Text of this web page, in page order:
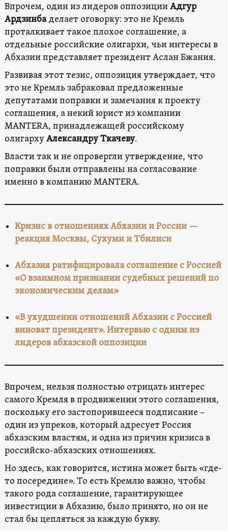
Впрочем, один из лидеров оппозицииАдгур
Ардзинбаделает оговорку: это не Кремль
проталкивает такое плохое соглашение, а
отдельные российские олигархи, чьи интересы в
Абхазии представляет президент Аслан Бжания.
Развивая этот тезис, оппозиция утверждает, что
это не Кремль забраковал предложенные
депутатами поправки и замечания к проекту
соглашения, а некий юрист из компании
MANTERA, принадлежащей российскому
олигархуАлександру Ткачеву.
Власти так и не опровергли утверждение, что
поправки были отправлены на согласование
именно в компанию MANTERA.
Кризис в отношениях Абхазии и России —
реакция Москвы, Сухуми и Тбилиси
Абхазия ратифицировала соглашение с Россией
«О взаимном признании судебных решений по
экономическим делам»
«В ухудшении отношений Абхазии с Россией
виноват президент». Интервью с одним из
лидеров абхазской оппозиции
Впрочем, нельзя полностью отрицать интерес
самого Кремля в продвижении этого соглашения,
поскольку его застопорившееся подписание –
один из упреков, который адресует Россия
абхазским властям, и одна из причин кризиса в
российско-абхазских отношениях.
Но здесь, как говорится, истина может быть «где-
то посередине». То есть Кремлю важно, чтобы
такого рода соглашение, гарантирующее
инвестиции в Абхазию, было принято, но он не
стал бы цепляться за каждую букву.